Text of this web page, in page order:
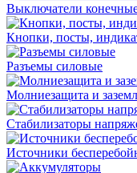
Выключатели
Кнопки, посты,
Разъемы силовые
Молниезащита и
Стабилизаторы
Источники